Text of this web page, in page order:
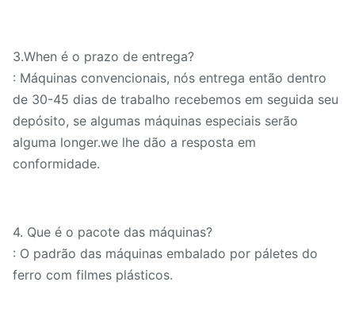
cabeça
principal
milímetro
Curso vertical
da cabeça do
trilho
milímetro 1000
trilho
Tamanho da
milímetro
3.When é o prazo de entrega?
: Máquinas convencionais, nós entrega então dentro
de 30-45 dias de trabalho recebemos em seguida seu
depósito, se algumas máquinas especiais serão
alguma longer.we lhe dão a resposta em
conformidade.
4. Que é o pacote das máquinas?
: O padrão das máquinas embalado por páletes do
ferro com filmes plásticos.